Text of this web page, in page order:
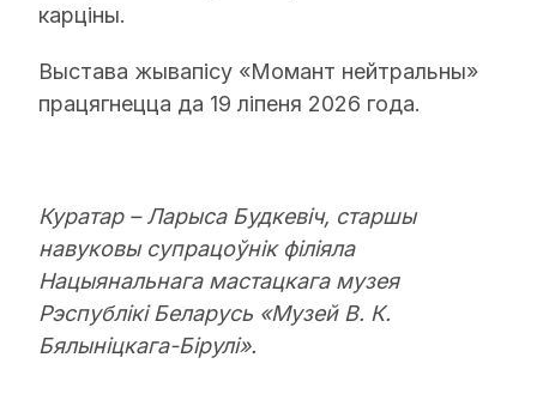
карціны.
Выстава жывапісу «Момант нейтральны»
працягнецца да 19 ліпеня 2026 года.
Куратар – Ларыса Будкевіч, старшы
навуковы супрацоўнік філіяла
Нацыянальнага мастацкага музея
Рэспублікі Беларусь «Музей В. К.
Бялыніцкага-Бірулі».